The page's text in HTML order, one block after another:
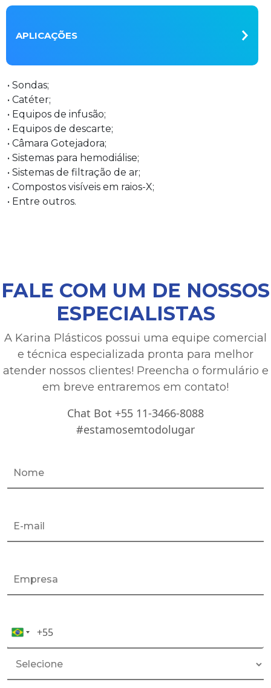
APLICAÇÕES
• Sondas;
• Catéter;
• Equipos de infusão;
• Equipos de descarte;
• Câmara Gotejadora;
• Sistemas para hemodiálise;
• Sistemas de filtração de ar;
• Compostos visíveis em raios-X;
• Entre outros.
FALE COM UM DE NOSSOS
ESPECIALISTAS
A Karina Plásticos possui uma equipe comercial
e técnica especializada pronta para melhor
atender nossos clientes! Preencha o formulário e
em breve entraremos em contato!
Chat Bot +55 11-3466-8088
#estamosemtodolugar
Celular*
Brazil
+55
+55